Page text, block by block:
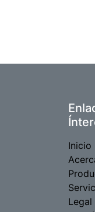
Inicio
Legal